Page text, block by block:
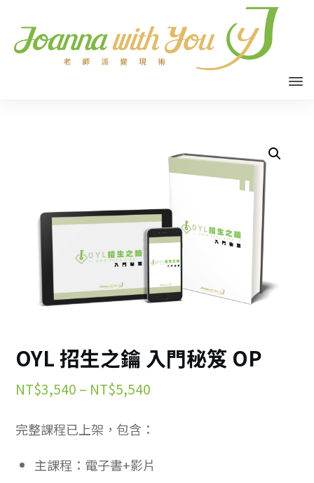
OYL 招生之鑰 入門秘笈 OP
NT$3,540 – NT$5,540
圍：
完整課程已上架，包含：
主課程：電子書+影片